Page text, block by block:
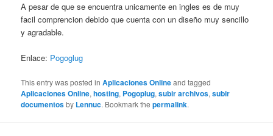
A pesar de que se encuentra unicamente en ingles es de muy
facil comprencion debido que cuenta con un diseño muy sencillo
y agradable.
Enlace: Pogoglug
This entry was posted inAplicaciones Onlineand tagged
Aplicaciones Online,hosting, Pogoplug,subir archivos,subir
documentosby Lennuc. Bookmark thepermalink.